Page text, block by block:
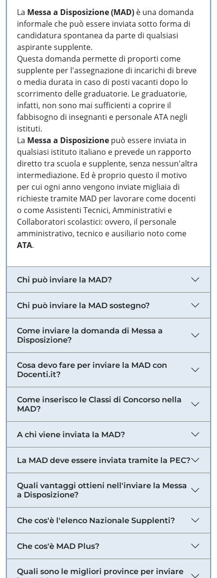
La Messa a Disposizione (MAD) è una domanda
informale che può essere inviata sotto forma di
candidatura spontanea da parte di qualsiasi
aspirante supplente.
Questa domanda permette di proporti come
supplente per l'assegnazione di incarichi di breve
o media durata in caso di posti vacanti dopo lo
scorrimento delle graduatorie. Le graduatorie,
infatti, non sono mai sufficienti a coprire il
fabbisogno di insegnanti e personale ATA negli
istituti.
La Messa a Disposizione può essere inviata in
qualsiasi istituto italiano e prevede un rapporto
diretto tra scuola e supplente, senza nessun'altra
intermediazione. Ed è proprio questo il motivo
per cui ogni anno vengono inviate migliaia di
richieste tramite MAD per lavorare come docenti
o come Assistenti Tecnici, Amministrativi e
Collaboratori scolastici: ovvero, il personale
amministrativo, tecnico e ausiliario noto come
ATA.
Chi può inviare la MAD?
Chi può inviare la MAD sostegno?
Come inviare la domanda di Messa a
Disposizione?
Cosa devo fare per inviare la MAD con
Docenti.it?
Come inserisco le Classi di Concorso nella
MAD?
A chi viene inviata la MAD?
La MAD deve essere inviata tramite la PEC?
Quali vantaggi ottieni nell'inviare la Messa
a Disposizione?
Che cos'è l'elenco Nazionale Supplenti?
Che cos'è MAD Plus?
Quali sono le migliori province per inviare